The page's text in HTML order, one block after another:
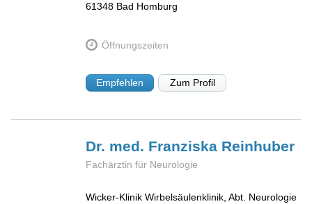
61348 Bad Homburg
Öffnungszeiten
Empfehlen Zum Profil
Dr. med. Franziska Reinhuber
Fachärztin für Neurologie
Wicker-Klinik Wirbelsäulenklinik, Abt. Neurologie